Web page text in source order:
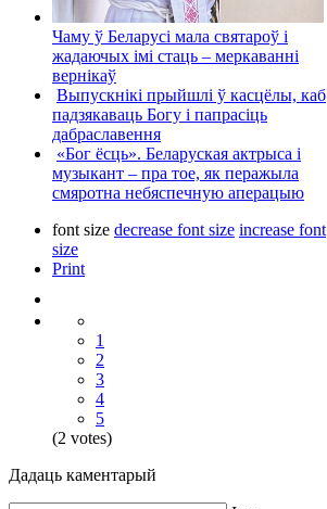
Чаму ў Беларусі мала святароў і
жадаючых імі стаць – меркаванні
вернікаў
Выпускнікі прыйшлі ў касцёлы, каб
падзякаваць Богу і папрасіць
дабраславення
«Бог ёсць». Беларуская актрыса і
музыкант – пра тое, як перажыла
смяротна небяспечную аперацыю
font size decrease font size increase font
size
Print
1
2
3
4
5
(2 votes)
Дадаць каментарый